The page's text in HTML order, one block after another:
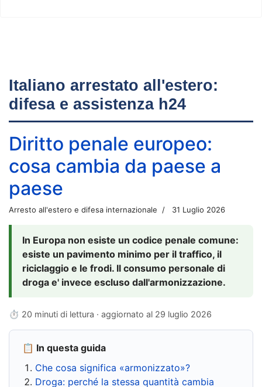
Italiano arrestato all'estero:
difesa e assistenza h24
Diritto penale europeo:
cosa cambia da paese a
paese
Arresto all'estero e difesa internazionale 31 Luglio 2026
In Europa non esiste un codice penale comune:
esiste un pavimento minimo per il traffico, il
riciclaggio e le frodi. Il consumo personale di
droga e' invece escluso dall'armonizzazione.
⏱ 20 minuti di lettura · aggiornato al 29 luglio 2026
📋 In questa guida
Che cosa significa «armonizzato»?
Droga: perché la stessa quantità cambia